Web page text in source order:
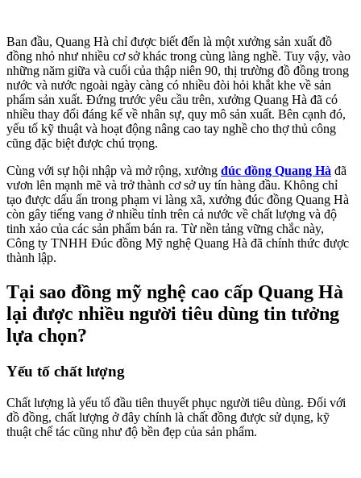
Ban đầu, Quang Hà chỉ được biết đến là một xưởng sản xuất đồ
đồng nhỏ như nhiều cơ sở khác trong cùng làng nghề. Tuy vậy, vào
những năm giữa và cuối của thập niên 90, thị trường đồ đồng trong
nước và nước ngoài ngày càng có nhiều đòi hỏi khắt khe về sản
phẩm sản xuất. Đứng trước yêu cầu trên, xưởng Quang Hà đã có
nhiều thay đổi đáng kể về nhân sự, quy mô sản xuất. Bên cạnh đó,
yếu tố kỹ thuật và hoạt động nâng cao tay nghề cho thợ thủ công
cũng đặc biệt được chú trọng.
Cùng với sự hội nhập và mở rộng, xưởng đúc đồng Quang Hà đã
vươn lên mạnh mẽ và trở thành cơ sở uy tín hàng đầu. Không chỉ
tạo được dấu ấn trong phạm vi làng xã, xưởng đúc đồng Quang Hà
còn gây tiếng vang ở nhiều tỉnh trên cả nước về chất lượng và độ
tinh xảo của các sản phẩm bán ra. Từ nền tảng vững chắc này,
Công ty TNHH Đúc đồng Mỹ nghệ Quang Hà đã chính thức được
thành lập.
Tại sao đồng mỹ nghệ cao cấp Quang Hà
lại được nhiều người tiêu dùng tin tưởng
lựa chọn?
Yếu tố chất lượng
Chất lượng là yếu tố đầu tiên thuyết phục người tiêu dùng. Đối với
đồ đồng, chất lượng ở đây chính là chất đồng được sử dụng, kỹ
thuật chế tác cũng như độ bền đẹp của sản phẩm.